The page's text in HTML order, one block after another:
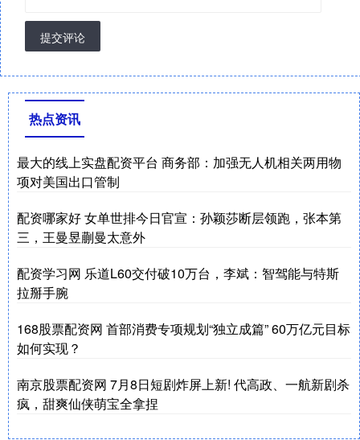
提交评论
热点资讯
最大的线上实盘配资平台 商务部：加强无人机相关两用物
项对美国出口管制
配资哪家好 女单世排今日官宣：孙颖莎断层领跑，张本第
三，王曼昱蒯曼太意外
配资学习网 乐道L60交付破10万台，李斌：智驾能与特斯
拉掰手腕
168股票配资网 首部消费专项规划“独立成篇” 60万亿元目标
如何实现？
南京股票配资网 7月8日短剧炸屏上新! 代高政、一航新剧杀
疯，甜爽仙侠萌宝全拿捏